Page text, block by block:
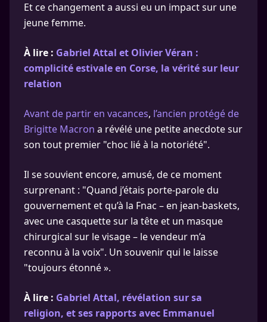
Et ce changement a aussi eu un impact sur une
jeune femme.
À lire : Gabriel Attal et Olivier Véran :
complicité estivale en Corse, la vérité sur leur
relation
Avant de partir en vacances, l’ancien protégé de
Brigitte Macron a révélé une petite anecdote sur
son tout premier "choc lié à la notoriété".
Il se souvient encore, amusé, de ce moment
surprenant : "Quand j’étais porte-parole du
gouvernement et qu’à la Fnac – en jean-baskets,
avec une casquette sur la tête et un masque
chirurgical sur le visage – le vendeur m’a
reconnu à la voix". Un souvenir qui le laisse
"toujours étonné ».
À lire : Gabriel Attal, révélation sur sa
religion, et ses rapports avec Emmanuel